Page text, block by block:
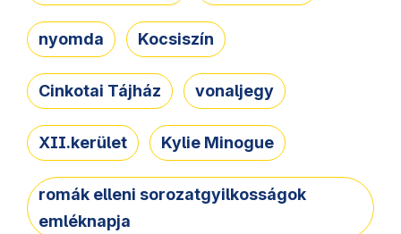
nyomda Kocsiszín
Cinkotai Tájház vonaljegy
XII.kerület Kylie Minogue
romák elleni sorozatgyilkosságok
emléknapja